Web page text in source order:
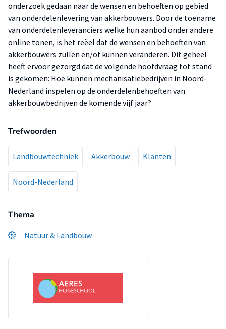
onderzoek gedaan naar de wensen en behoeften op gebied
van onderdelenlevering van akkerbouwers. Door de toename
van onderdelenleveranciers welke hun aanbod onder andere
online tonen, is het reëel dat de wensen en behoeften van
akkerbouwers zullen en/of kunnen veranderen. Dit geheel
heeft ervoor gezorgd dat de volgende hoofdvraag tot stand
is gekomen: Hoe kunnen mechanisatiebedrijven in Noord-
Nederland inspelen op de onderdelenbehoeften van
akkerbouwbedrijven de komende vijf jaar?
Trefwoorden
Landbouwtechniek Akkerbouw Klanten
Noord-Nederland
Thema
Natuur & Landbouw